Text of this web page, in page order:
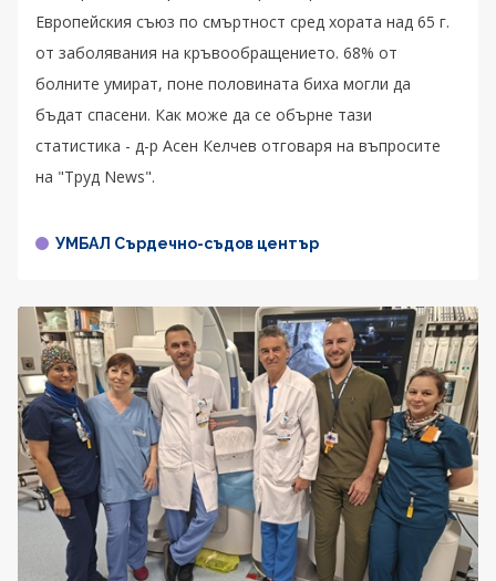
Европейския съюз по смъртност сред хората над 65 г.
от заболявания на кръвообращението. 68% от
болните умират, поне половината биха могли да
бъдат спасени. Как може да се обърне тази
статистика - д-р Асен Келчев отговаря на въпросите
на "Труд News".
УМБАЛ Сърдечно-съдов център